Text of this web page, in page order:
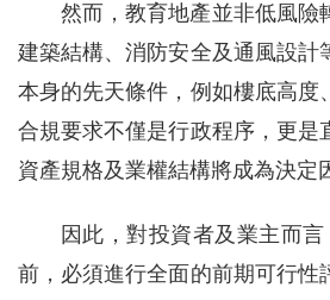
然而，教育地產並非低風險
建築結構、消防安全及通風設計
本身的先天條件，例如樓底高度
合規要求不僅是行政程序，更是
資產規格及業權結構將成為決定
因此，對投資者及業主而
前，必須進行全面的前期可行性